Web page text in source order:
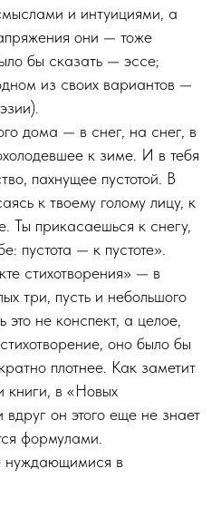
и интуициями, а
они — тоже
бы сказать — эссе;
из своих вариантов —
дома — в снег, на снег, в
к зиме. И в тебя
пахнущее пустотой. В
к твоему голому лицу, к
Ты прикасаешься к снегу,
пустота — к пустоте».
стихотворения» — в
три, пусть и небольшого
не конспект, а целое,
оно было бы
плотнее. Как заметит
книги, в «Новых
вдруг он этого еще не знает
формулами.
нуждающимися в